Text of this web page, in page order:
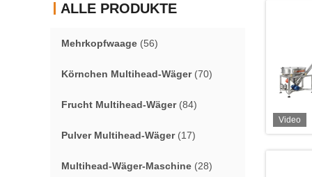
ALLE PRODUKTE
Mehrkopfwaage (56)
Körnchen Multihead-Wäger(70)
Frucht Multihead-Wäger(84)
Pulver Multihead-Wäger(17)
Multihead-Wäger-Maschine (28)
Video